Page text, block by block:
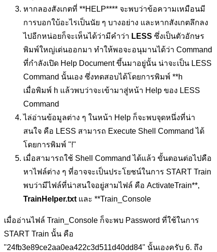
หากลองสังเกตที่ **HELP**** จะพบว่าข้อความเหมือนมี
การบอกใบ้อะไรเป็นนัย ๆ บางอย่าง และหากสังเกตลึกลง
ไปอีกหน่อยก็จะเห็นได้ว่ามีคำว่า LESS ซึ่งเป็นตัวอักษร
พิมพ์ใหญ่เด่นออกมา ทำให้พอจะอนุมานได้ว่า Command
ที่กำลังเปิด Help Document ขึ้นมาอยู่นั้น น่าจะเป็น LESS
Command นั้นเอง ซึ่งทดสอบได้โดยการพิมพ์ **h
เมื่อพิมพ์ h แล้วพบว่าจะเข้ามาสู่หน้า Help ของ LESS
Command
ไล่อ่านข้อมูลต่าง ๆ ในหน้า Help ก็จะพบจุดหนึ่งที่น่า
สนใจ คือ LESS สามารถ Execute Shell Command ได้
โดยการพิมพ์ "!"
เมื่อสามารถใช้ Shell Command ได้แล้ว ขั้นตอนต่อไปคือ
หาไฟล์ต่าง ๆ ที่อาจจะเป็นประโยชน์ในการ START Train
พบว่ามีไฟล์ที่น่าสนใจอยู่สามไฟล์ คือ ActivateTrain**,
TrainHelper.txt และ **Train_Console
เมื่ออ่านไฟล์ Train_Console ก็จะพบ Password ที่ใช้ในการ
START Train นั้น คือ
"24fb3e89ce2aa0ea422c3d511d40dd84" นั้นเองครับ 6. ถึง